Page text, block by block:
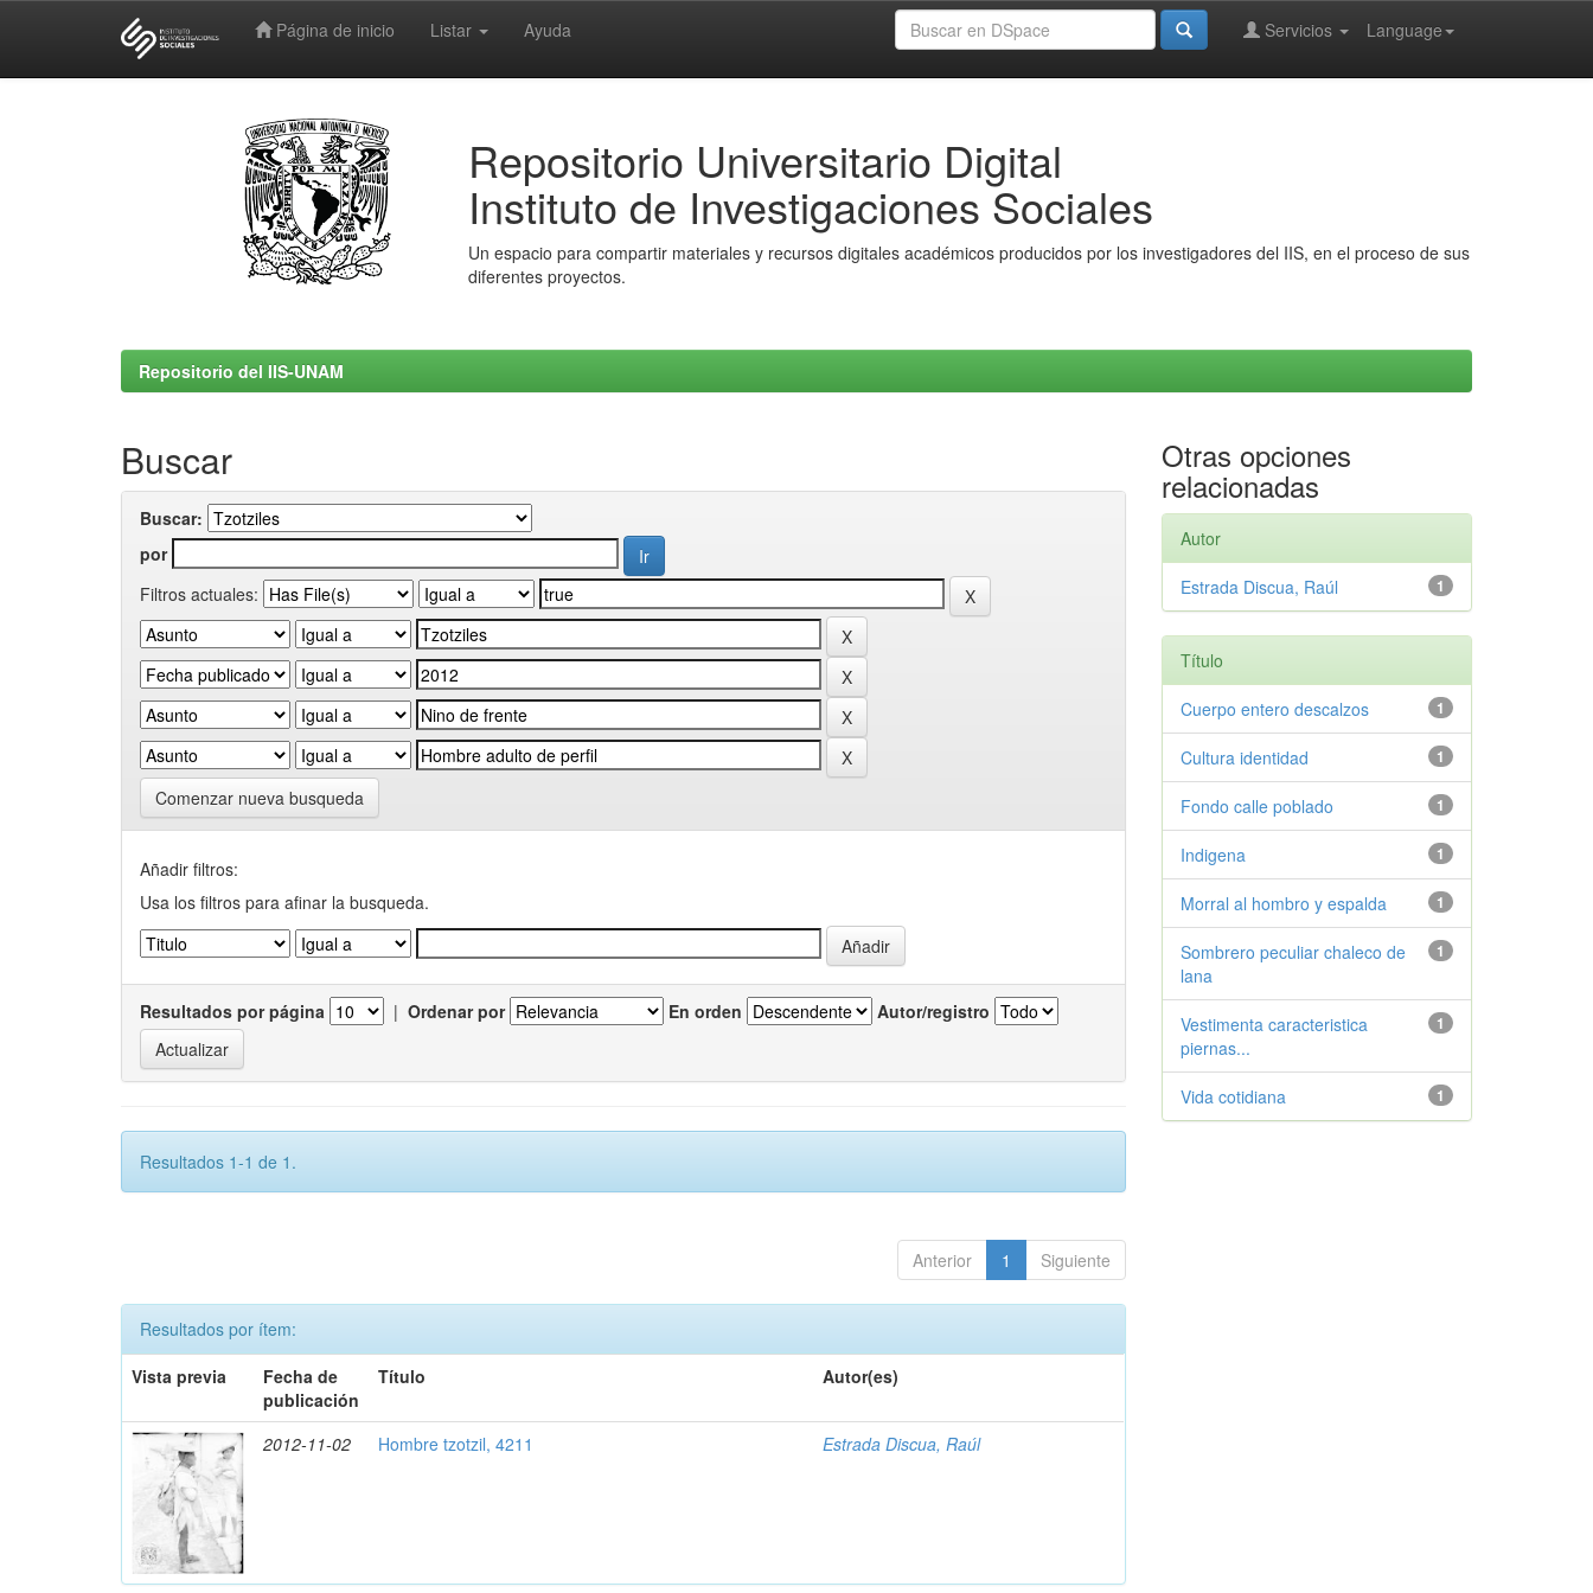
Página de inicio Listar Ayuda Language
Servicios
Repositorio Universitario Digital
Instituto de Investigaciones Sociales
Un espacio para compartir materiales y recursos digitales académicos producidos por los investigadores del IIS, en el proceso de sus
diferentes proyectos.
Repositorio del IIS-UNAM
Buscar
Buscar:
por
Filtros actuales:
Comenzar nueva busqueda
Añadir filtros:
Usa los filtros para afinar la busqueda.
Resultados por página | Ordenar por En orden Autor/registro
Resultados 1-1 de 1.
Anterior 1 Siguiente
Resultados por ítem:
Vista previa
Fecha de
publicación
Título Autor(es)
2012-11-02 Hombre tzotzil, 4211 Estrada Discua, Raúl
Otras opciones
relacionadas
Autor
1
Estrada Discua, Raúl
Título
1
Cuerpo entero descalzos
1
Cultura identidad
1
Fondo calle poblado
1
Indigena
1
Morral al hombro y espalda
1
Sombrero peculiar chaleco de
lana
1
Vestimenta caracteristica
piernas...
1
Vida cotidiana